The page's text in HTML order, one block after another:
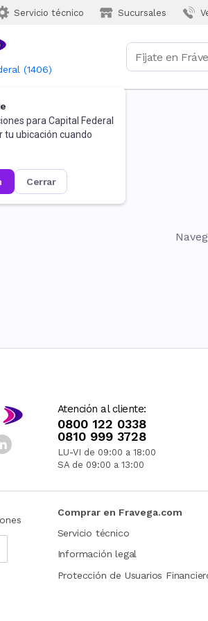
Servicio técnico Sucursales
(1406)
para Capital Federal
tu ubicación cuando
cerrar
Atención al cliente:
0800 122 0338
0810 999 3728
LU-VI de 09:00 a 18:00
SA de 09:00 a 13:00
Comprar en Fravega.com
Servicio técnico
Información legal
Protección de Usuarios